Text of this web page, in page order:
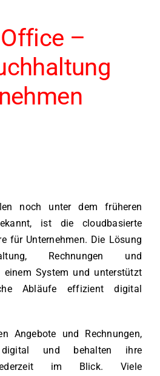
–
noch unter dem früheren
ist die cloudbasierte
für Unternehmen. Die Lösung
Rechnungen und
einem System und unterstützt
Abläufe effizient digital
Angebote und Rechnungen,
und behalten ihre
jederzeit im Blick. Viele